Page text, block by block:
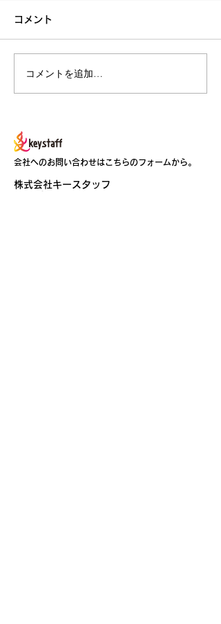
一般社団法人エクセレン
コメント
コメントを追加…
会社へのお問い合わせはこちらのフォームから。
​​株式会社キースタッフ